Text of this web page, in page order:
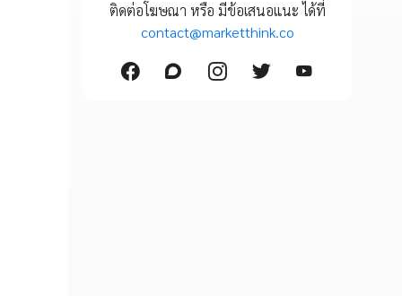
ติดต่อโฆษณา หรือ มีข้อเสนอแนะ ได้ที่
contact@marketthink.co